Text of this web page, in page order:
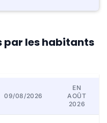
par les habitants
09/08/2026
EN
AOÛT
2026